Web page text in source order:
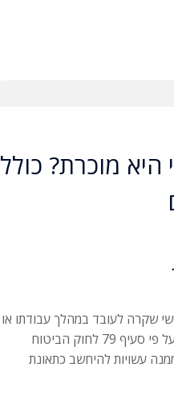
מוכרת? כולל
שקרה לעובד במהלך עבודתו או
עקב עבודתו, וגרם לפגיעה בריאותית. על פי סעיף 79 לחוק הביטוח
עשויות להיחשב כתאונת